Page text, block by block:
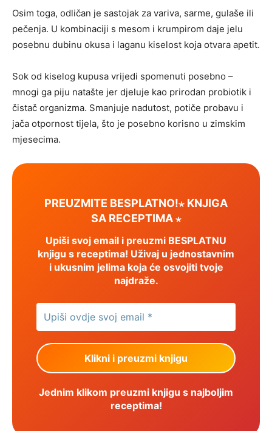
Osim toga, odličan je sastojak za variva, sarme, gulaše ili
pečenja. U kombinaciji s mesom i krumpirom daje jelu
posebnu dubinu okusa i laganu kiselost koja otvara apetit.
Sok od kiselog kupusa vrijedi spomenuti posebno –
mnogi ga piju natašte jer djeluje kao prirodan probiotik i
čistač organizma. Smanjuje nadutost, potiče probavu i
jača otpornost tijela, što je posebno korisno u zimskim
mjesecima.
PREUZMITE BESPLATNO!⋆ KNJIGA
SA RECEPTIMA ⋆
Upiši svoj email i preuzmi BESPLATNU
knjigu s receptima! Uživaj u jednostavnim
i ukusnim jelima koja će osvojiti tvoje
najdraže.
Jednim klikom preuzmi knjigu s najboljim
receptima!